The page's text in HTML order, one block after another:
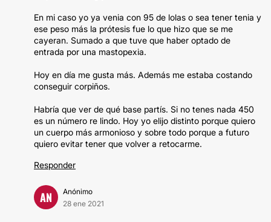
En mi caso yo ya venia con 95 de lolas o sea tener tenia y
ese peso más la prótesis fue lo que hizo que se me
cayeran. Sumado a que tuve que haber optado de
entrada por una mastopexia.
Hoy en día me gusta más. Además me estaba costando
conseguir corpiños.
Habría que ver de qué base partís. Si no tenes nada 450
es un número re lindo. Hoy yo elijo distinto porque quiero
un cuerpo más armonioso y sobre todo porque a futuro
quiero evitar tener que volver a retocarme.
Responder
AN
Anónimo
28 ene 2021